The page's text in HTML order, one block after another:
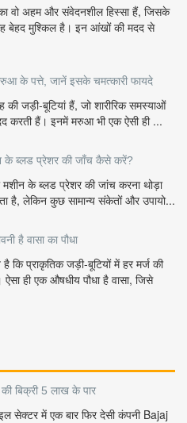
वो अहम और संवेदनशील हिस्सा हैं, जिसके
बेहद मुश्किल है। इन आंखों की मदद से
के पत्ते, जानें इसके चमत्कारी फायदे
जड़ी-बूटियां हैं, जो शारीरिक समस्याओं
करती हैं। इनमें मरुआ भी एक ऐसी ही ...
के ब्लड प्रेशर की जाँच कैसे करें?
मशीन के ब्लड प्रेशर की जांच करना थोड़ा
है, लेकिन कुछ सामान्य संकेतों और उपायो...
है वासा का पौधा
कि प्राकृतिक जड़ी-बूटियों में हर मर्ज की
ऐसा ही एक औषधीय पौधा है वासा, जिसे
बिक्री 5 लाख के पार
सेक्टर में एक बार फिर देसी कंपनी Bajaj